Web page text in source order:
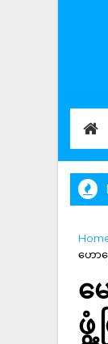
ဟောပ
မ
ဖွံ့